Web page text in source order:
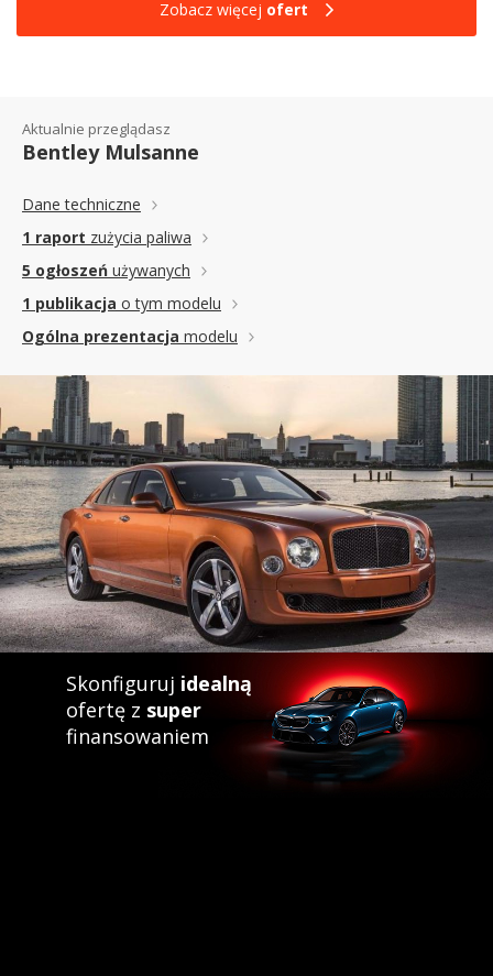
Zobacz więcej ofert
Aktualnie przeglądasz
Bentley Mulsanne
Dane techniczne
1 raport zużycia paliwa
5 ogłoszeń używanych
1 publikacja o tym modelu
Ogólna prezentacja modelu
Skonfiguruj idealną
ofertę z super
finansowaniem